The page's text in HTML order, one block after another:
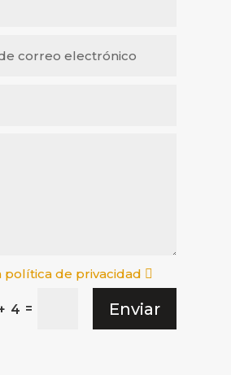
política de privacidad
4 = Enviar